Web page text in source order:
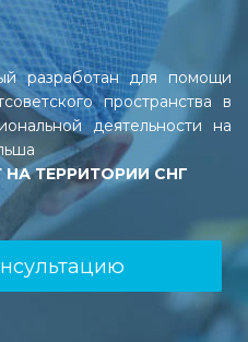
разработан для помощи
пространства в
деятельности на
ТЕРРИТОРИИ СНГ